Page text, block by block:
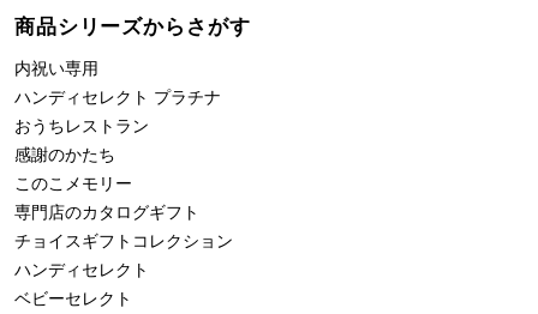
商品シリーズからさがす
内祝い専用
ハンディセレクト プラチナ
おうちレストラン
感謝のかたち
このこメモリー
専門店のカタログギフト
チョイスギフトコレクション
ハンディセレクト
ベビーセレクト